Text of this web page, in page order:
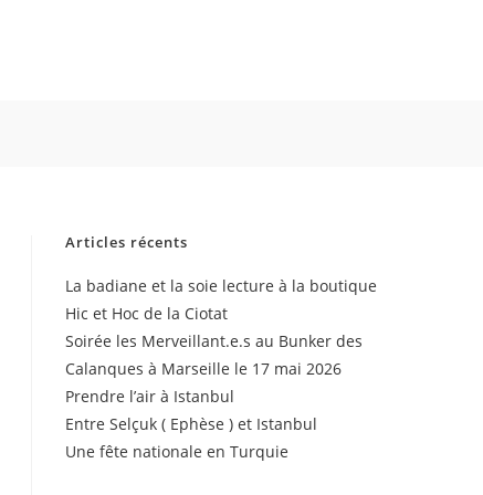
Articles récents
La badiane et la soie lecture à la boutique
Hic et Hoc de la Ciotat
Soirée les Merveillant.e.s au Bunker des
Calanques à Marseille le 17 mai 2026
Prendre l’air à Istanbul
Entre Selçuk ( Ephèse ) et Istanbul
Une fête nationale en Turquie